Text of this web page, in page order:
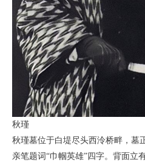
秋瑾
秋瑾墓位于白堤尽头西泠桥畔，墓
亲笔题词“巾帼英雄”四字。背面立